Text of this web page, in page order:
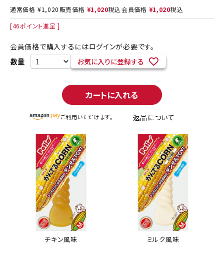
通常価格 ¥1,020 販売価格 ¥1,020税込会員価格 ¥1,020税込
[46ポイント進呈 ]
会員価格で購入するにはログインが必要です。
お気に入りに登録する
カートに入れる
ご利用いただけます。 返品について
チキン風味 ミルク風味